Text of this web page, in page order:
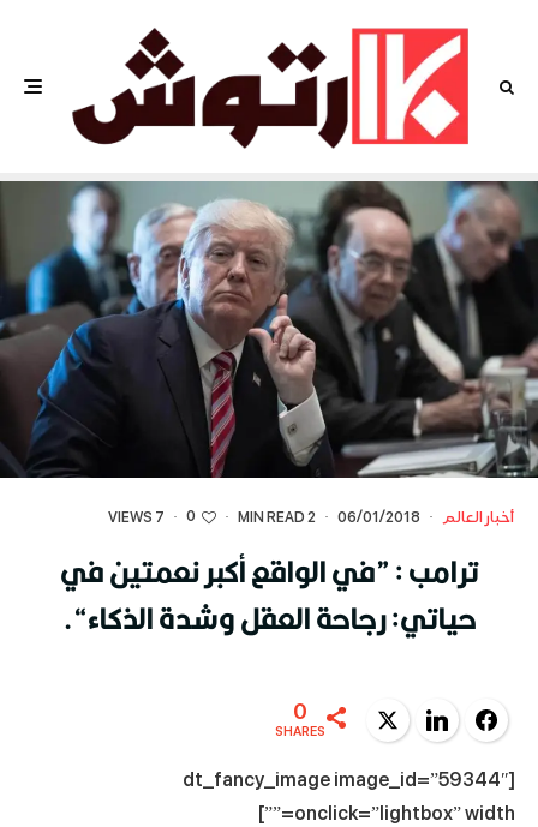
أخبار العالم ·
06/01/2018
·
2 MIN READ
·
0
·
7 VIEWS
ترامب : ”في الواقع أكبر نعمتين في
حياتي: رجاحة العقل وشدة الذكاء“.
Facebook
LinkedIn
Twitter
0
SHARES
[dt_fancy_image image_id=”59344″
onclick=”lightbox” width=””]